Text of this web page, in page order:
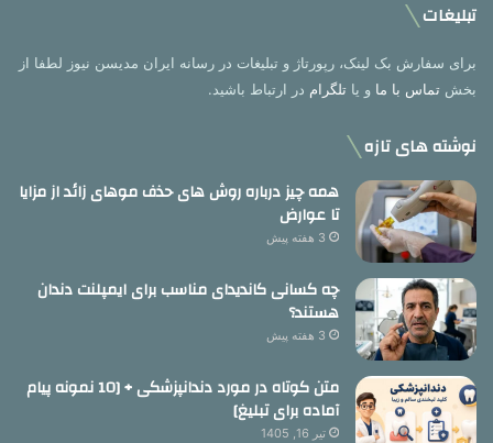
تبلیغات
برای سفارش بک لینک، رپورتاژ و تبلیغات در رسانه ایران مدیسن نیوز لطفا از
بخش تماس با ما و یا تلگرام در ارتباط باشید.
نوشته های تازه
همه چیز درباره روش های حذف موهای زائد از مزایا
تا عوارض
3 هفته پیش
چه کسانی کاندیدای مناسب برای ایمپلنت دندان
هستند؟
3 هفته پیش
متن کوتاه در مورد دندانپزشکی + [10 نمونه پیام
آماده برای تبلیغ]
تیر 16, 1405